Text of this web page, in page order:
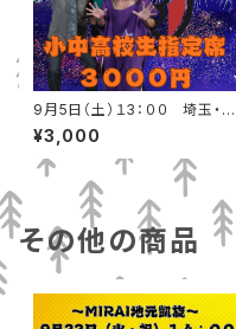
9月5日（土）１3：００ 埼玉・春
日部市ふれあいキューブ 小中高
校生指定席
¥3,000
その他の商品